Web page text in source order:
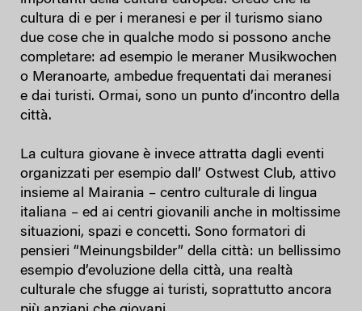
cultura di e per i meranesi e per il turismo siano
due cose che in qualche modo si possono anche
completare: ad esempio le meraner Musikwochen
o Meranoarte, ambedue frequentati dai meranesi
e dai turisti. Ormai, sono un punto d’incontro della
città.
La cultura giovane è invece attratta dagli eventi
organizzati per esempio dall’ Ostwest Club, attivo
insieme al Mairania – centro culturale di lingua
italiana – ed ai centri giovanili anche in moltissime
situazioni, spazi e concetti. Sono formatori di
pensieri “Meinungsbilder” della città: un bellissimo
esempio d’evoluzione della città, una realtà
culturale che sfugge ai turisti, soprattutto ancora